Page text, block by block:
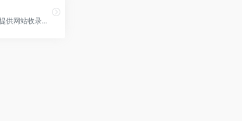
爱站网站长工具提供网站收录查询和站长查询以及百度权重值查询等多个站长工具，免费查询各种工具，包括有关键词排名查询，百度收录查询等。